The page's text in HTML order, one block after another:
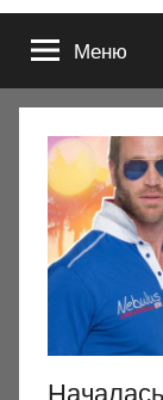
Меню